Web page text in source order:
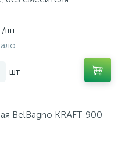
/шт
шт
BelBagno KRAFT-900-